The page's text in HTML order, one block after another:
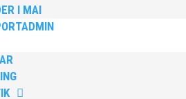
I MAI